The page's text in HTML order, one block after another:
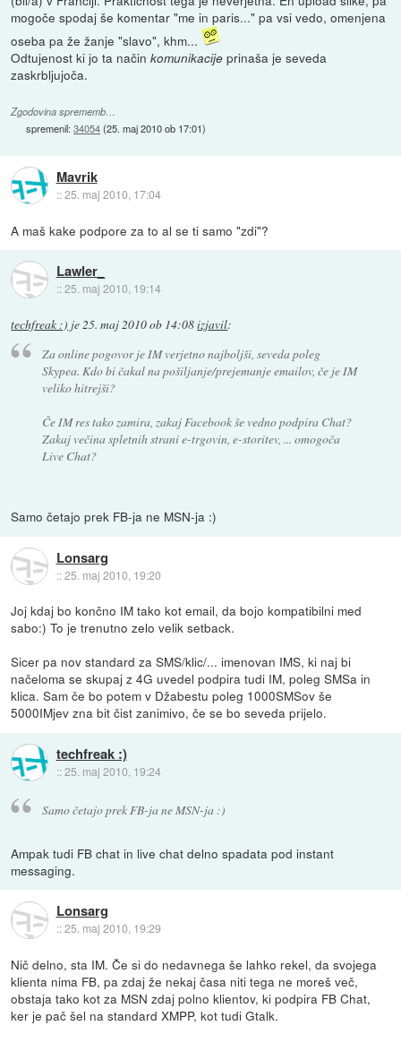
mogoče spodaj še komentar "me in paris..." pa vsi vedo, omenjena
oseba pa že žanje "slavo", khm...
Odtujenost ki jo ta načinkomunikacije prinaša je seveda
zaskrbljujoča.
Zgodovina sprememb…
spremenil:34054(25. maj 2010 ob 17:01)
Mavrik
::25. maj 2010, 17:04
A maš kake podpore za to al se ti samo "zdi"?
Lawler_
::25. maj 2010, 19:14
techfreak :) je25. maj 2010 ob 14:08izjavil:
Za online pogovor je IM verjetno najboljši, seveda poleg
Skypea. Kdo bi čakal na pošiljanje/prejemanje emailov, če je IM
veliko hitrejši?
Če IM res tako zamira, zakaj Facebook še vedno podpira Chat?
Zakaj večina spletnih strani e-trgovin, e-storitev, ... omogoča
Live Chat?
Samo četajo prek FB-ja ne MSN-ja :)
Lonsarg
::25. maj 2010, 19:20
Joj kdaj bo končno IM tako kot email, da bojo kompatibilni med
sabo:) To je trenutno zelo velik setback.
Sicer pa nov standard za SMS/klic/... imenovan IMS, ki naj bi
načeloma se skupaj z 4G uvedel podpira tudi IM, poleg SMSa in
klica. Sam če bo potem v Džabestu poleg 1000SMSov še
5000IMjev zna bit čist zanimivo, če se bo seveda prijelo.
techfreak :)
::25. maj 2010, 19:24
Samo četajo prek FB-ja ne MSN-ja :)
Ampak tudi FB chat in live chat delno spadata pod instant
messaging.
Lonsarg
::25. maj 2010, 19:29
Nič delno, sta IM. Če si do nedavnega še lahko rekel, da svojega
klienta nima FB, pa zdaj že nekaj časa niti tega ne moreš več,
obstaja tako kot za MSN zdaj polno klientov, ki podpira FB Chat,
ker je pač šel na standard XMPP, kot tudi Gtalk.